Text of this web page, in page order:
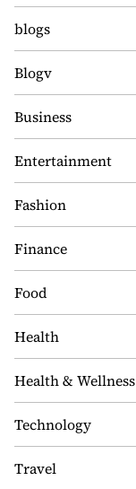
blogs
Blogv
Business
Entertainment
Fashion
Finance
Food
Health
Health & Wellness
Technology
Travel